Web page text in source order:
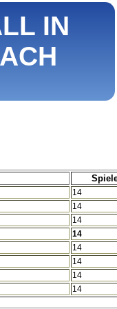
IN
14
14
14
14
14
14
14
14